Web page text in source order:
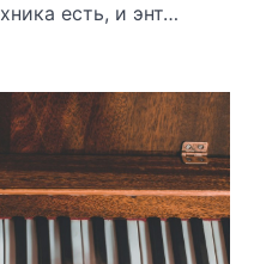
есть, и энт…